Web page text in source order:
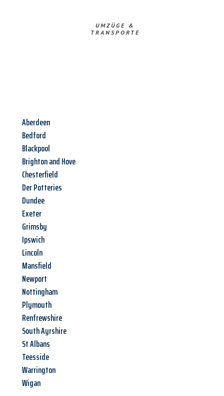
UMZÜGE &
TRANSPORTE
Aberdeen
Bedford
Blackpool
Brighton and Hove
Chesterfield
Der Potteries
Dundee
Exeter
Grimsby
Ipswich
Lincoln
Mansfield
Newport
Nottingham
Plymouth
Renfrewshire
South Ayrshire
St Albans
Teesside
Warrington
Wigan